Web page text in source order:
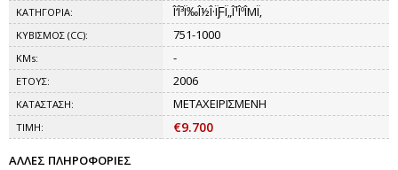
ΚΑΤΗΓΟΡΙΑ: Î‘Î³Ï‰Î½Î·ÏƑÏ„Î¹ÎºÎΜÏ‚
ΚΥΒΙΣΜΟΣ (CC): 751-1000
KMs: -
ΕΤΟΥΣ: 2006
ΚΑΤΑΣΤΑΣΗ: ΜΕΤΑΧΕΙΡΙΣΜΕΝΗ
ΤΙΜΗ: €9.700
ΑΛΛΕΣ ΠΛΗΡΟΦΟΡΙΕΣ